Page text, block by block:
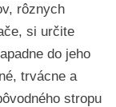
rôznych
si určite
do jeho
trvácne a
stropu